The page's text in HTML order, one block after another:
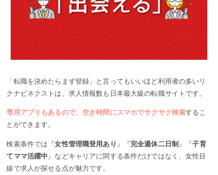
「転職を決めたらまず登録」と言ってもいいほど利用者の多いリ
クナビネクストは、求人情報数も日本最大級の転職サイトです。
専用アプリもあるので、空き時間にスマホでサクサク検索するこ
とができます。
検索条件では『女性管理職登用あり 』『完全週休二日制 』『子育
てママ活躍中 』などキャリアに関する条件だけではなく、女性目
線で求人が探せる点が魅力です。